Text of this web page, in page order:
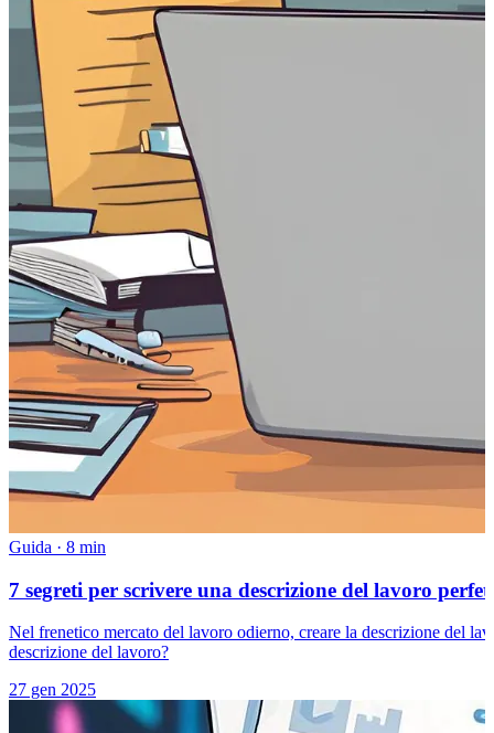
Guida · 8 min
7 segreti per scrivere una descrizione del lavoro
Nel frenetico mercato del lavoro odierno, creare la descrizione del
descrizione del lavoro?
27 gen 2025